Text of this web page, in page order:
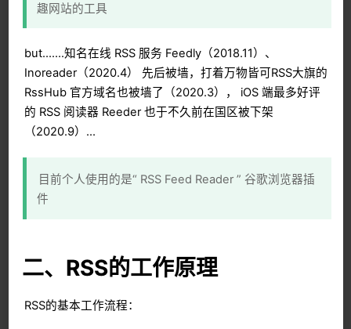
趣网站的工具
but…….知名在线 RSS 服务 Feedly（2018.11）、
Inoreader（2020.4） 先后被墙，打着万物皆可RSS大旗的
RssHub 官方域名也被墙了（2020.3）， iOS 端最多好评
的 RSS 阅读器 Reeder 也于不久前在国区被下架
（2020.9）…
目前个人使用的是“ RSS Feed Reader ” 谷歌浏览器插
件
二、RSS的工作原理
RSS的基本工作流程：